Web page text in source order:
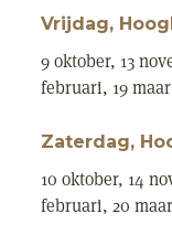
Vrijdag,
9 oktober, 13
februari, 19
Zaterdag,
10 oktober, 14
februari, 20